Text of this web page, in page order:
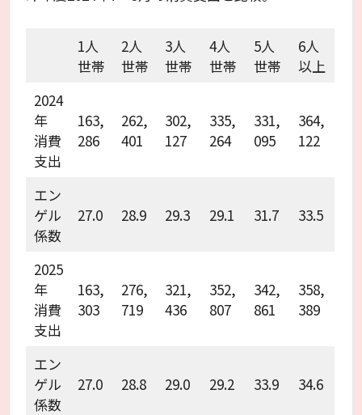
1人
世帯
2人
世帯
3人
世帯
4人
世帯
5人
世帯
6人
以上
2024
年
消費
支出
163,
286
262,
401
302,
127
335,
264
331,
095
364,
122
エン
ゲル
係数
27.0 28.9 29.3 29.1 31.7 33.5
2025
年
消費
支出
163,
303
276,
719
321,
436
352,
807
342,
861
358,
389
エン
ゲル
係数
27.0 28.8 29.0 29.2 33.9 34.6